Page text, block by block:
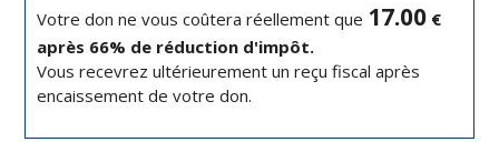
Votre don ne vous coûtera réellement que 17.00 €
après 66% de réduction d'impôt.
Vous recevrez ultérieurement un reçu fiscal après
encaissement de votre don.